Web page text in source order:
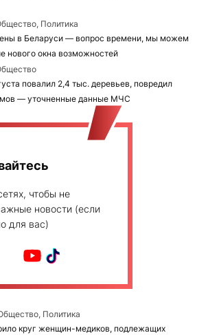
Политика
в Беларуси — вопрос времени, мы можем
нового окна возможностей
повалил 2,4 тыс. деревьев, повредил
— уточненные данные МЧС
чтобы не
новости (если
для вас)
Политика
круг женщин-медиков, подлежащих